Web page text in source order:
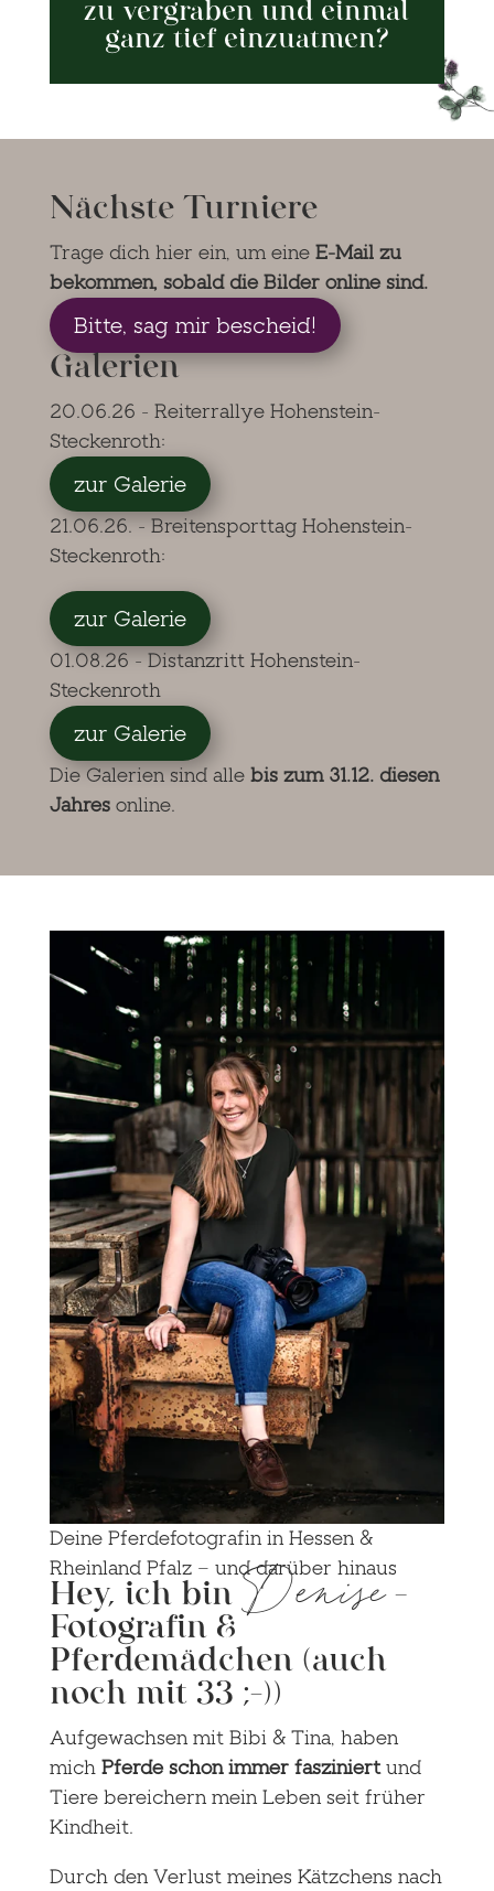
zu vergraben und einmal
ganz tief einzuatmen?
Nächste Turniere
Trage dich hier ein, um eine E-Mail zu
bekommen, sobald die Bilder online sind.
Bitte, sag mir bescheid!
Galerien
20.06.26 - Reiterrallye Hohenstein-
Steckenroth:
zur Galerie
21.06.26. - Breitensporttag Hohenstein-
Steckenroth:
zur Galerie
01.08.26 - Distanzritt Hohenstein-
Steckenroth
zur Galerie
Die Galerien sind allebis zum 31.12. diesen
Jahresonline.
Deine Pferdefotografin in Hessen &
Rheinland Pfalz – und darüber hinaus
Hey, ich bin Denise–
Fotografin &
Pferdemädchen (auch
noch mit 33 ;-))
Aufgewachsen mit Bibi & Tina, haben
mich Pferde schon immer fasziniertund
Tiere bereichern mein Leben seit früher
Kindheit.
Durch den Verlust meines Kätzchens nach